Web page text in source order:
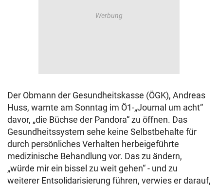
Der Obmann der Gesundheitskasse (ÖGK), Andreas
Huss, warnte am Sonntag im Ö1-„Journal um acht“
davor, „die Büchse der Pandora“ zu öffnen. Das
Gesundheitssystem sehe keine Selbstbehalte für
durch persönliches Verhalten herbeigeführte
medizinische Behandlung vor. Das zu ändern,
„würde mir ein bissel zu weit gehen“ - und zu
weiterer Entsolidarisierung führen, verwies er darauf,